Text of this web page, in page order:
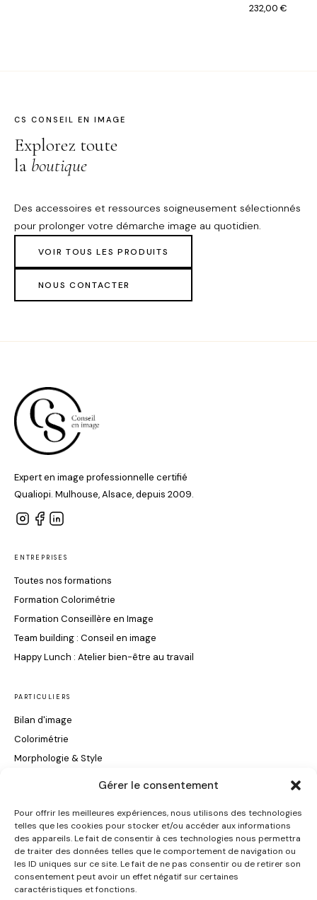
Gérer le consentement
Pour offrir les meilleures expériences, nous utilisons des technologies
telles que les cookies pour stocker et/ou accéder aux informations
des appareils. Le fait de consentir à ces technologies nous permettra
de traiter des données telles que le comportement de navigation ou
les ID uniques sur ce site. Le fait de ne pas consentir ou de retirer son
consentement peut avoir un effet négatif sur certaines
caractéristiques et fonctions.
232,00€
CS CONSEIL EN IMAGE
Explorez toute
la boutique
Des accessoires et ressources soigneusement sélectionnés
pour prolonger votre démarche image au quotidien.
VOIR TOUS LES PRODUITS
NOUS CONTACTER
Expert en image professionnelle certifié
Qualiopi. Mulhouse, Alsace, depuis 2009.
ENTREPRISES
Toutes nos formations
Formation Colorimétrie
Formation Conseillère en Image
Team building : Conseil en image
Happy Lunch : Atelier bien-être au travail
PARTICULIERS
Bilan d'image
Colorimétrie
Morphologie & Style
INFORMATIONS
Certification Qualiopi
Contact